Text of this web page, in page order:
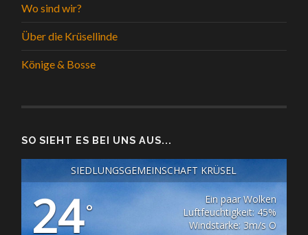
Wo sind wir?
Über die Krüsellinde
Könige & Bosse
SO SIEHT ES BEI UNS AUS...
SIEDLUNGSGEMEINSCHAFT KRÜSEL
24°
Ein paar Wolken
Luftfeuchtigkeit: 45%
Windstärke: 3m/s O